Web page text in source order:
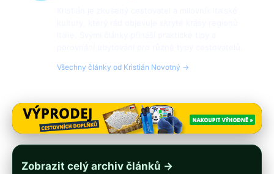
Všechny články od Kristián Novotný →
Zobrazit celý archiv článků →